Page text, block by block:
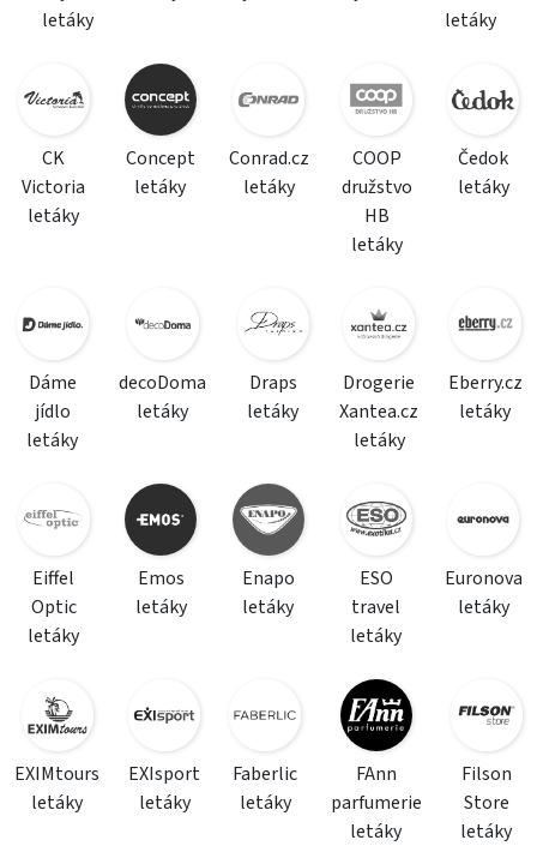
letáky
letáky
CK
Victoria
letáky
Concept
letáky
Conrad.cz
letáky
COOP
družstvo
HB
letáky
Čedok
letáky
Dáme
jídlo
letáky
decoDoma
letáky
Draps
letáky
Drogerie
Xantea.cz
letáky
Eberry.cz
letáky
Eiffel
Optic
letáky
Emos
letáky
Enapo
letáky
ESO
travel
letáky
Euronova
letáky
EXIMtours
letáky
EXIsport
letáky
Faberlic
letáky
FAnn
parfumerie
letáky
Filson
Store
letáky